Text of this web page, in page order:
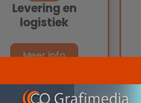
Levering en
logistiek
Meer info